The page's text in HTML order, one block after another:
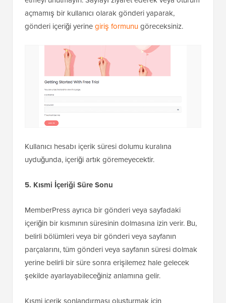
açmamış bir kullanıcı olarak gönderi yaparak,
gönderi içeriği yerinegiriş formunugöreceksiniz.
Kullanıcı hesabı içerik süresi dolumu kuralına
uyduğunda, içeriği artık göremeyecektir.
5. Kısmi İçeriği Süre Sonu
MemberPress ayrıca bir gönderi veya sayfadaki
içeriğin bir kısmının süresinin dolmasına izin verir. Bu,
belirli bölümleri veya bir gönderi veya sayfanın
parçalarını, tüm gönderi veya sayfanın süresi dolmak
yerine belirli bir süre sonra erişilemez hale gelecek
şekilde ayarlayabileceğiniz anlamına gelir.